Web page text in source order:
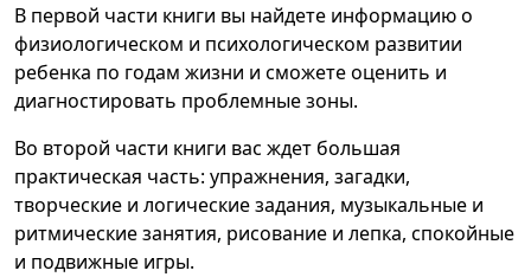
В первой части книги вы найдете информацию о
физиологическом и психологическом развитии
ребенка по годам жизни и сможете оценить и
диагностировать проблемные зоны.
Во второй части книги вас ждет большая
практическая часть: упражнения, загадки,
творческие и логические задания, музыкальные и
ритмические занятия, рисование и лепка, спокойные
и подвижные игры.